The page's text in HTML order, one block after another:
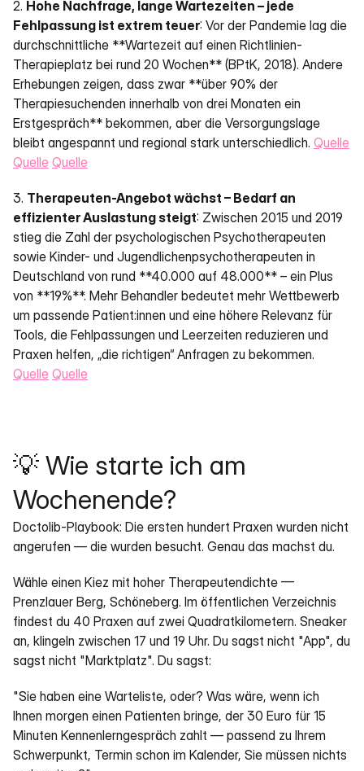
2. Hohe Nachfrage, lange Wartezeiten – jede
Fehlpassung ist extrem teuer: Vor der Pandemie lag die
durchschnittliche **Wartezeit auf einen Richtlinien-
Therapieplatz bei rund 20 Wochen** (BPtK, 2018). Andere
Erhebungen zeigen, dass zwar **über 90% der
Therapiesuchenden innerhalb von drei Monaten ein
Erstgespräch** bekommen, aber die Versorgungslage
bleibt angespannt und regional stark unterschiedlich. Quelle
Quelle Quelle
3. Therapeuten-Angebot wächst – Bedarf an
effizienter Auslastung steigt: Zwischen 2015 und 2019
stieg die Zahl der psychologischen Psychotherapeuten
sowie Kinder- und Jugendlichenpsychotherapeuten in
Deutschland von rund **40.000 auf 48.000** – ein Plus
von **19%**. Mehr Behandler bedeutet mehr Wettbewerb
um passende Patient:innen und eine höhere Relevanz für
Tools, die Fehlpassungen und Leerzeiten reduzieren und
Quelle Quelle
💡 Wie starte ich am
Wochenende?
Doctolib-Playbook: Die ersten hundert Praxen wurden nicht
angerufen — die wurden besucht. Genau das machst du.
Wähle einen Kiez mit hoher Therapeutendichte —
Prenzlauer Berg, Schöneberg. Im öffentlichen Verzeichnis
findest du 40 Praxen auf zwei Quadratkilometern. Sneaker
an, klingeln zwischen 17 und 19 Uhr. Du sagst nicht "App", du
sagst nicht "Marktplatz". Du sagst:
"Sie haben eine Warteliste, oder? Was wäre, wenn ich
Ihnen morgen einen Patienten bringe, der 30 Euro für 15
Minuten Kennenlerngespräch zahlt — passend zu Ihrem
Schwerpunkt, Termin schon im Kalender, Sie müssen nichts